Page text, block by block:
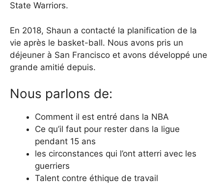
State Warriors.
En 2018, Shaun a contacté la planification de la
vie après le basket-ball. Nous avons pris un
déjeuner à San Francisco et avons développé une
grande amitié depuis.
Nous parlons de:
Comment il est entré dans la NBA
Ce qu’il faut pour rester dans la ligue
pendant 15 ans
les circonstances qui l’ont atterri avec les
guerriers
Talent contre éthique de travail